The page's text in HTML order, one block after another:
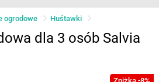
ogrodowe Huśtawki
dla 3 osób Salvia